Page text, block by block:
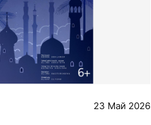
23 Май 2026